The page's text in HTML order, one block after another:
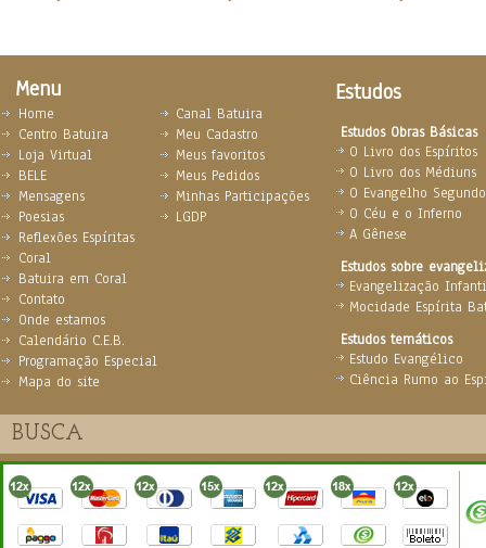
Menu Estudos
Estudos Obras Básicas
O Livro dos Espíritos
O Livro dos Médiuns
O Evangelho
O Céu e o Inferno
A Gênese
Estudos sobre
Evangelização
Mocidade Espírita
Estudos temáticos
Estudo Evangélico
Ciência Rumo ao
Home
Centro Batuira
Loja Virtual
BELE
Mensagens
Poesias
Reflexões Espíritas
Coral
Batuira em Coral
Contato
Onde estamos
Calendário C.E.B.
Programação Especial
Mapa do site
Canal Batuira
Meu Cadastro
Meus favoritos
Meus Pedidos
Minhas Participações
LGDP